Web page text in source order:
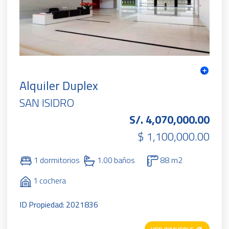
Alquiler Duplex
SAN ISIDRO
S/. 4,070,000.00
$ 1,100,000.00
1 dormitorios 1.00 baños
88 m2
1 cochera
ID Propiedad: 2021836